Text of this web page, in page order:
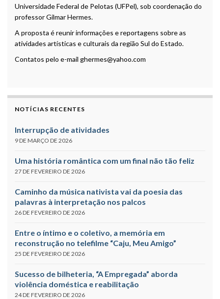
Universidade Federal de Pelotas (UFPel), sob coordenação do
professor Gilmar Hermes.
A proposta é reunir informações e reportagens sobre as
atividades artísticas e culturais da região Sul do Estado.
Contatos pelo e-mail ghermes@yahoo.com
NOTÍCIAS RECENTES
Interrupção de atividades
9 DE MARÇO DE 2026
Uma história romântica com um final não tão feliz
27 DE FEVEREIRO DE 2026
Caminho da música nativista vai da poesia das
palavras à interpretação nos palcos
26 DE FEVEREIRO DE 2026
Entre o íntimo e o coletivo, a memória em
reconstrução no telefilme “Caju, Meu Amigo”
25 DE FEVEREIRO DE 2026
Sucesso de bilheteria, “A Empregada” aborda
violência doméstica e reabilitação
24 DE FEVEREIRO DE 2026